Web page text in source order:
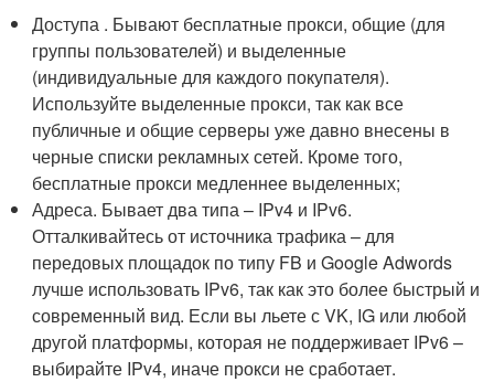
Доступа . Бывают бесплатные прокси, общие (для
группы пользователей) и выделенные
(индивидуальные для каждого покупателя).
Используйте выделенные прокси, так как все
публичные и общие серверы уже давно внесены в
черные списки рекламных сетей. Кроме того,
бесплатные прокси медленнее выделенных;
Адреса. Бывает два типа – IPv4 и IPv6.
Отталкивайтесь от источника трафика – для
передовых площадок по типу FB и Google Adwords
лучше использовать IPv6, так как это более быстрый и
современный вид. Если вы льете с VK, IG или любой
другой платформы, которая не поддерживает IPv6 –
выбирайте IPv4, иначе прокси не сработает.